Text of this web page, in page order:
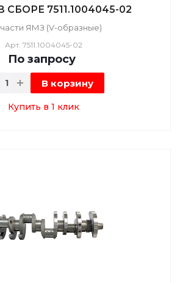
7511.1004045-02
ЯМЗ (V-образные)
Арт. 7511.1004045-02
По запросу
В корзину
Купить в 1 клик